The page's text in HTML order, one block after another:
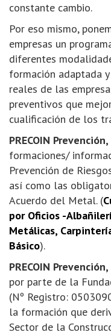
constante cambio.
Por eso mismo,
empresas un
diferentes
formación adaptada
reales de las
preventivos que
cualificación de los
PRECOIN Prevención,
formaciones/
Prevención de
así como las
Acuerdo del Metal. (
por Oficios -
Metálicas,
Básico).
PRECOIN Prevención,
por parte de la
(Nº Registro:
la formación que
Sector de la